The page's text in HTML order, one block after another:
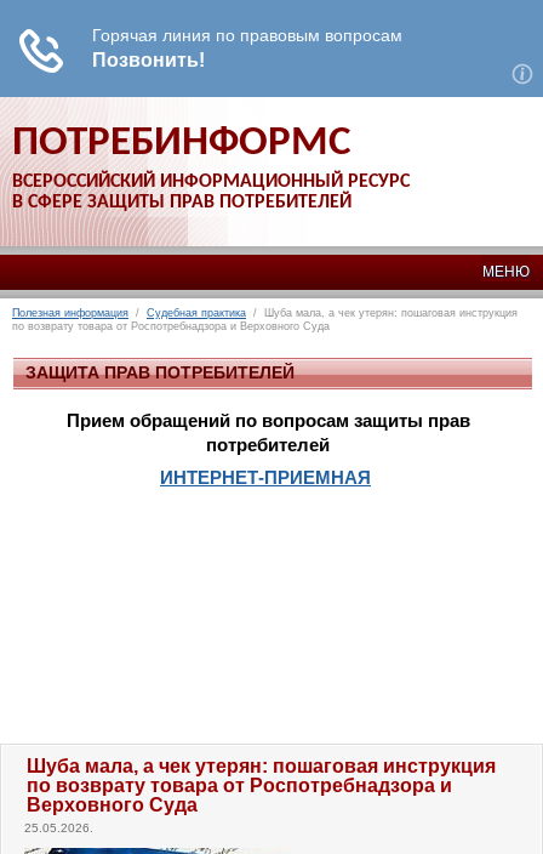
ПОТРЕБИНФОРМС
ВСЕРОССИЙСКИЙ ИНФОРМАЦИОННЫЙ РЕСУРС
В СФЕРЕ ЗАЩИТЫ ПРАВ ПОТРЕБИТЕЛЕЙ
МЕНЮ
Полезная информация / Судебная практика / Шуба мала, а чек утерян: пошаговая инструкция
по возврату товара от Роспотребнадзора и Верховного Суда
ЗАЩИТА ПРАВ ПОТРЕБИТЕЛЕЙ
Прием обращений по вопросам защиты прав
потребителей
ИНТЕРНЕТ-ПРИЕМНАЯ
Шуба мала, а чек утерян: пошаговая инструкция
по возврату товара от Роспотребнадзора и
Верховного Суда
25.05.2026.